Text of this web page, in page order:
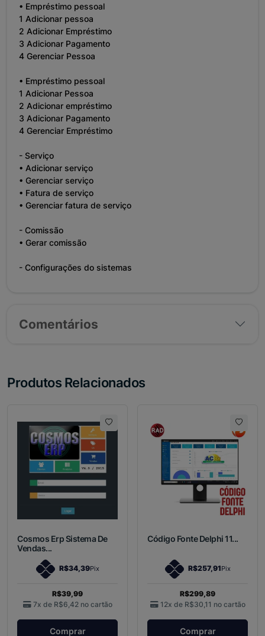
• Empréstimo pessoal
1 Adicionar pessoa
2 Adicionar Empréstimo
3 Adicionar Pagamento
4 Gerenciar Pessoa
• Empréstimo pessoal
1 Adicionar Pessoa
2 Adicionar empréstimo
3 Adicionar Pagamento
4 Gerenciar Empréstimo
- Serviço
• Adicionar serviço
• Gerenciar serviço
• Fatura de serviço
• Gerenciar fatura de serviço
- Comissão
• Gerar comissão
- Configurações do sistemas
Comentários
Produtos Relacionados
Cosmos Erp Sistema De
Vendas...
R$34,39Pix
R$39,99
7x de R$6,42 no cartão
Comprar
Código Fonte Delphi 11...
R$257,91Pix
R$299,89
12x de R$30,11 no cartão
Comprar